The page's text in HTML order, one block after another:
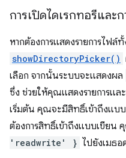
การเปิดไดเรกทอรีและ
หากต้องการแสดงรายการไฟล์
showDirectoryPicker()
เลือก จากนั้นระบบจะแสดงผล
ซึ่ง ช่วยให้คุณแสดงรายการแล
เริ่มต้น คุณจะมีสิทธิ์เข้าถึงแบ
ต้องการสิทธิ์เข้าถึงแบบเขียน
'readwrite' } ไปยังเมธอ